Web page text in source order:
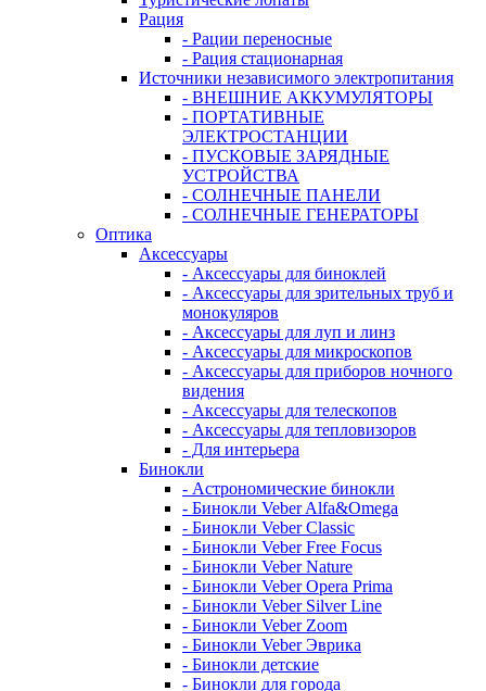
Рация
- Рации переносные
- Рация стационарная
Источники независимого электропитания
- ВНЕШНИЕ АККУМУЛЯТОРЫ
- ПОРТАТИВНЫЕ
ЭЛЕКТРОСТАНЦИИ
- ПУСКОВЫЕ ЗАРЯДНЫЕ
УСТРОЙСТВА
- СОЛНЕЧНЫЕ ПАНЕЛИ
- СОЛНЕЧНЫЕ ГЕНЕРАТОРЫ
Оптика
Аксессуары
- Аксессуары для биноклей
- Аксессуары для зрительных труб и
монокуляров
- Аксессуары для луп и линз
- Аксессуары для микроскопов
- Аксессуары для приборов ночного
видения
- Аксессуары для телескопов
- Аксессуары для тепловизоров
- Для интерьера
Бинокли
- Астрономические бинокли
- Бинокли Veber Alfa&Omega
- Бинокли Veber Classic
- Бинокли Veber Free Focus
- Бинокли Veber Nature
- Бинокли Veber Opera Prima
- Бинокли Veber Silver Line
- Бинокли Veber Zoom
- Бинокли Veber Эврика
- Бинокли детские
- Бинокли для города